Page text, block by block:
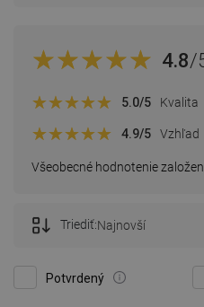
4.8/
Všeobecné hodnotenie
5.0/5 Kvalita
4.9/5 Vzhľad
Potvrdený
Triediť:Najnovší